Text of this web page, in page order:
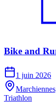
Bike and
1 juin 2026
Triathlon